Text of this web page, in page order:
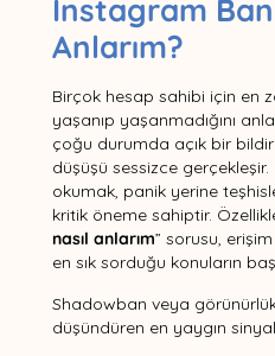
Instagram Ban
Anlarım?
Birçok hesap sahibi için en
yaşanıp yaşanmadığını
çoğu durumda açık bir
düşüşü sessizce
okumak, panik yerine
kritik öneme sahiptir.
nasıl anlarım” sorusu,
en sık sorduğu konuların
Shadowban veya görünürlük
düşündüren en yaygın